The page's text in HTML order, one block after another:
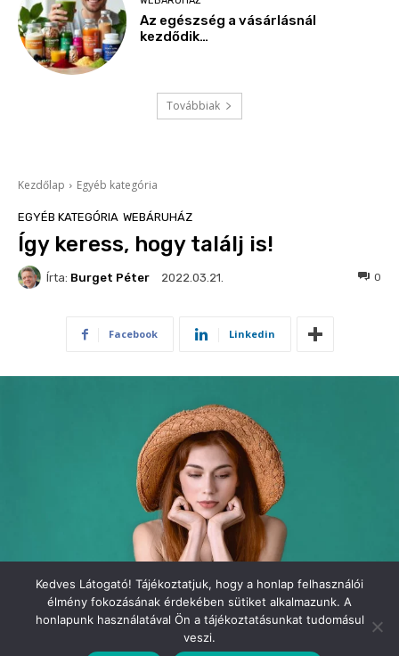
Az egészség a vásárlásnál
kezdődik…
Továbbiak
Kedves Látogató! Tájékoztatjuk, hogy a honlap felhasználói
élmény fokozásának érdekében sütiket alkalmazunk. A
honlapunk használatával Ön a tájékoztatásunkat tudomásul
veszi.